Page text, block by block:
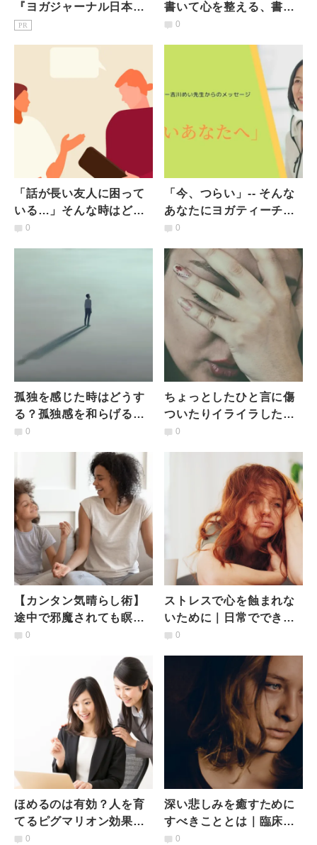
『ヨガジャーナル日本
版』予約購読のご案内
PR
書いて心を整える、書く
瞑想「ジャーナリング」
0
「話が長い友人に困って
いる…」そんな時はどう
する？｜臨床心理士が答
0
「今、つらい」-- そんな
あなたにヨガティーチャ
ー・吉川めい先生が伝え
0
孤独を感じた時はどうす
る？孤独感を和らげるヒ
ント【疲労回復とヨガ
0
ちょっとしたひと言に傷
ついたりイライラした
り…心がお疲れモードの
0
【カンタン気晴らし術】
途中で邪魔されても瞑想
は心と体と魂に効果あ
0
ストレスで心を蝕まれな
いために｜日常でできる
簡単マインドフルネス実
0
ほめるのは有効？人を育
てるピグマリオン効果と
は0
深い悲しみを癒すために
すべきこととは｜臨床心
理士が解説
0